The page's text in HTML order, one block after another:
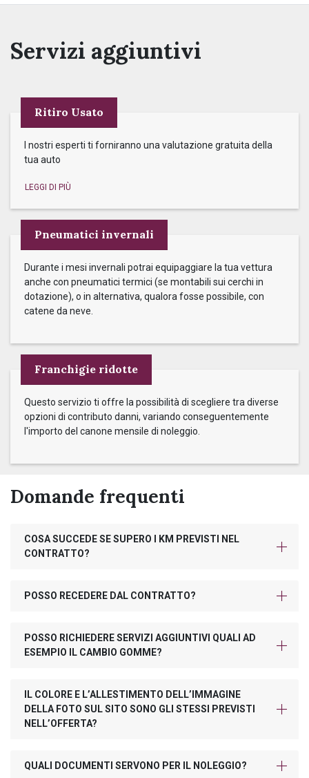
Servizi aggiuntivi
Ritiro Usato
I nostri esperti ti forniranno una valutazione gratuita della
tua auto
Pneumatici invernali
Durante i mesi invernali potrai equipaggiare la tua vettura
anche con pneumatici termici (se montabili sui cerchi in
dotazione), o in alternativa, qualora fosse possibile, con
catene da neve.
Franchigie ridotte
Questo servizio ti offre la possibilità di scegliere tra diverse
opzioni di contributo danni, variando conseguentemente
l'importo del canone mensile di noleggio.
Domande frequenti
COSA SUCCEDE SE SUPERO I KM PREVISTI NEL
CONTRATTO?
POSSO RECEDERE DAL CONTRATTO?
POSSO RICHIEDERE SERVIZI AGGIUNTIVI QUALI AD
ESEMPIO IL CAMBIO GOMME?
IL COLORE E L’ALLESTIMENTO DELL’IMMAGINE
DELLA FOTO SUL SITO SONO GLI STESSI PREVISTI
NELL’OFFERTA?
QUALI DOCUMENTI SERVONO PER IL NOLEGGIO?